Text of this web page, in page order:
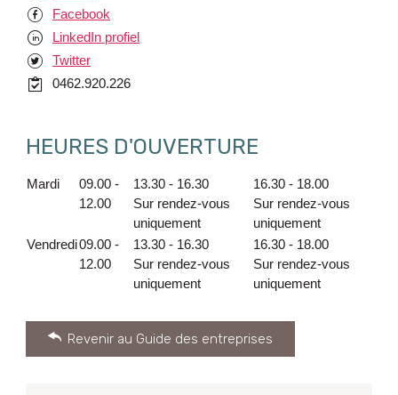
Facebook
Facebook
LinkedInLinkedIn profiel
TwitterTwitter
commercial
0462.920.226
HEURES D'OUVERTURE
Mardi
09.00 -
12.00
13.30 - 16.30
Sur rendez-vous
uniquement
16.30 - 18.00
Sur rendez-vous
uniquement
Vendredi09.00 -
12.00
13.30 - 16.30
Sur rendez-vous
uniquement
16.30 - 18.00
Sur rendez-vous
uniquement
Revenir au Guide des entreprises